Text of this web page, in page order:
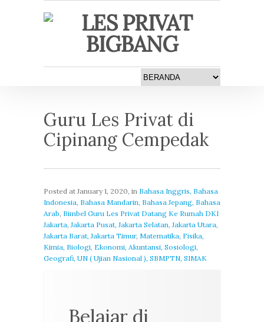
Guru Les Privat di
Cipinang Cempedak
Posted atJanuary 1, 2020, in Bahasa Inggris, Bahasa
Indonesia, Bahasa Mandarin, Bahasa Jepang, Bahasa
Arab, Bimbel Guru Les Privat Datang Ke Rumah DKI
Jakarta, Jakarta Pusat, Jakarta Selatan, Jakarta Utara,
Jakarta Barat, Jakarta Timur, Matematika, Fisika,
Kimia, Biologi, Ekonomi, Akuntansi, Sosiologi,
Geografi, UN ( Ujian Nasional ), SBMPTN, SIMAK
Belajar di